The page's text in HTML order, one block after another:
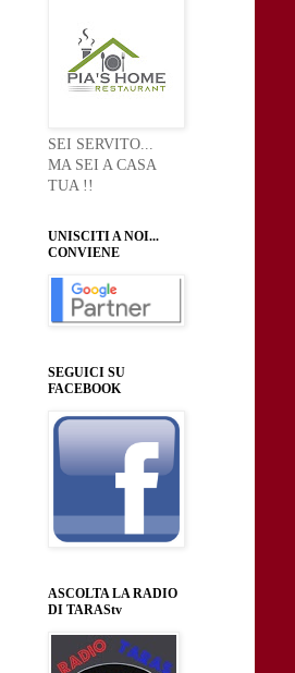
SEI SERVITO...
MA SEI A CASA
TUA !!
UNISCITI A NOI...
CONVIENE
SEGUICI SU
FACEBOOK
ASCOLTA LA RADIO
DI TARAStv